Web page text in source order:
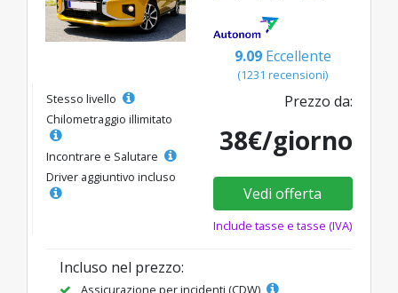
9.09 Eccellente
(1231 recensioni)
Stesso livello
Chilometraggio illimitato
Incontrare e Salutare
Driver aggiuntivo incluso
Prezzo da:
38€/giorno
Vedi offerta
Include tasse e tasse (IVA)
Incluso nel prezzo:
Assicurazione per incidenti (CDW)